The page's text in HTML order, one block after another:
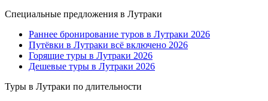
Специальные предложения в Лутраки
Раннее бронирование туров в Лутраки 2026
Путёвки в Лутраки всё включено 2026
Горящие туры в Лутраки 2026
Дешевые туры в Лутраки 2026
Туры в Лутраки по длительности